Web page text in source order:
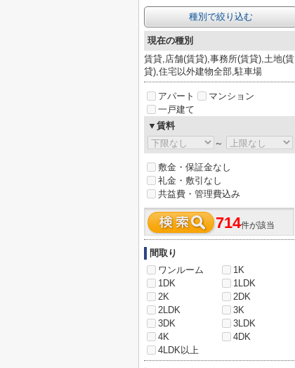
種別で絞り込む
現在の種別
賃貸,店舗(賃貸),事務所(賃貸),土地(賃
貸),住宅以外建物全部,駐車場
アパート
マンション
一戸建て
▼賃料
～
敷金・保証金なし
礼金・敷引なし
共益費・管理費込み
714件が該当
間取り
ワンルーム
1K
1DK
1LDK
2K
2DK
2LDK
3K
3DK
3LDK
4K
4DK
4LDK以上